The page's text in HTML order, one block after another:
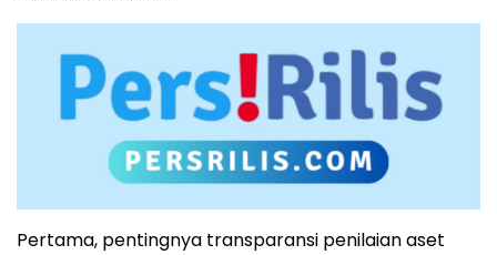
Pertama, pentingnya transparansi penilaian aset